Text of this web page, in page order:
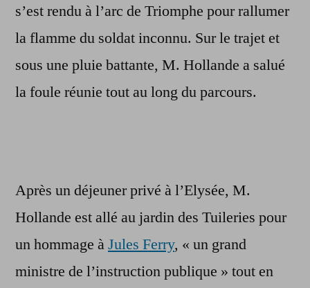
s’est rendu à l’arc de Triomphe pour rallumer
la flamme du soldat inconnu. Sur le trajet et
sous une pluie battante, M. Hollande a salué
la foule réunie tout au long du parcours.
Après un déjeuner privé à l’Elysée, M.
Hollande est allé au jardin des Tuileries pour
un hommage àJules Ferry, « un grand
ministre de l’instruction publique » tout en